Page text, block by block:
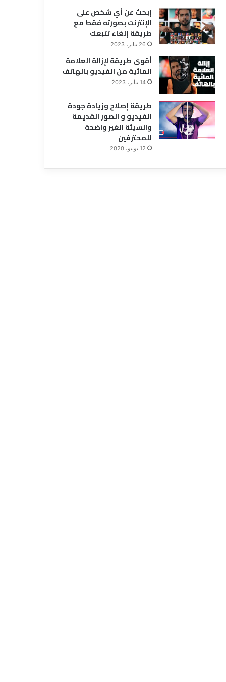
إبحث عن أي شخص على
الإنترنت بصورته فقط مع
طريقة إلغاء تتبعك
26 يناير، 2023
أقوى طريقة لإزالة العلامة
المائية من الفيديو بالهاتف
14 يناير، 2023
طريقة إصلاح وزيادة جودة
الفيديو و الصور القديمة
والسيئة الغير واضحة
للمحترفين
12 يونيو، 2020